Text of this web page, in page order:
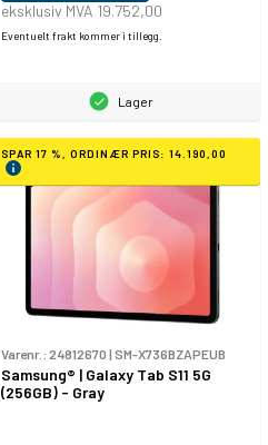
eksklusiv MVA 19.752,00
Eventuelt frakt kommer i tillegg.
Lager
SPAR 17 %, ORDINÆR PRIS: 14.190,00
Varenr.: 24812670 | SM-X736BZAPEUB
Samsung® | Galaxy Tab S11 5G
(256GB) - Gray